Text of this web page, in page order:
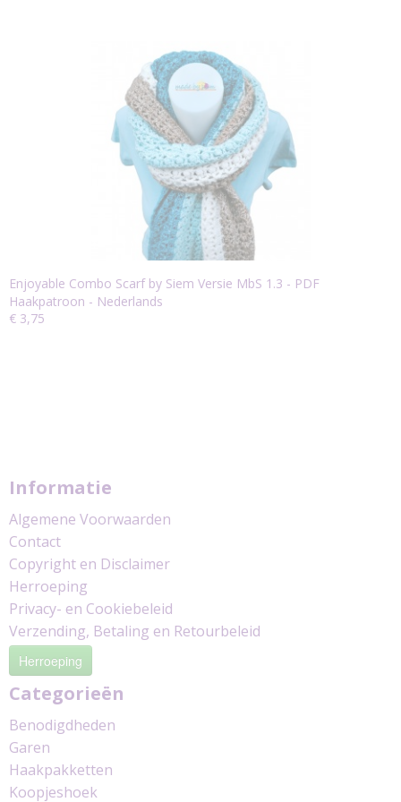
Enjoyable Combo Scarf by Siem Versie MbS 1.3 - PDF
Haakpatroon - Nederlands
€ 3,75
Informatie
Algemene Voorwaarden
Contact
Copyright en Disclaimer
Herroeping
Privacy- en Cookiebeleid
Verzending, Betaling en Retourbeleid
Herroeping
Categorieën
Benodigdheden
Garen
Haakpakketten
Koopjeshoek